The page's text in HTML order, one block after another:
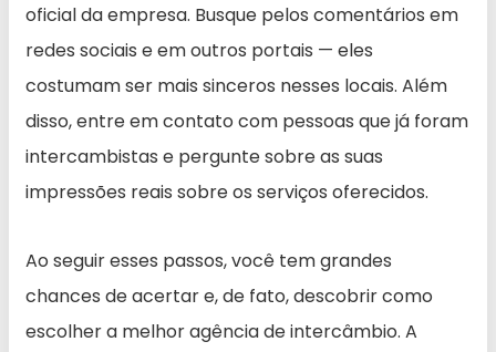
oficial da empresa. Busque pelos comentários em
redes sociais e em outros portais — eles
costumam ser mais sinceros nesses locais. Além
disso, entre em contato com pessoas que já foram
intercambistas e pergunte sobre as suas
impressões reais sobre os serviços oferecidos.
Ao seguir esses passos, você tem grandes
chances de acertar e, de fato, descobrir como
escolher a melhor agência de intercâmbio. A